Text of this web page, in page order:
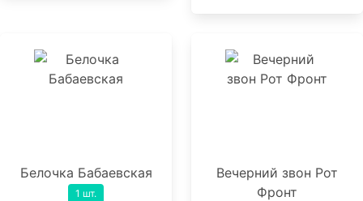
Белочка Бабаевская
1 шт.
Вечерний звон Рот
Фронт